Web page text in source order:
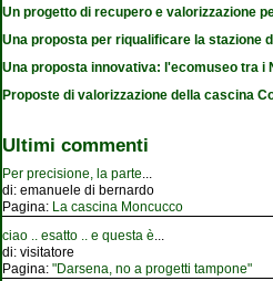
Un progetto di recupero e valorizzazione
Una proposta per riqualificare la stazione
Una proposta innovativa: l'ecomuseo tra i
Proposte di valorizzazione della cascina
Ultimi commenti
Per precisione, la parte
di: emanuele di bernardo
Pagina: La cascina Moncucco
ciao .. esatto .. e questa è
di: visitatore
Pagina: "Darsena, no a progetti tampone"